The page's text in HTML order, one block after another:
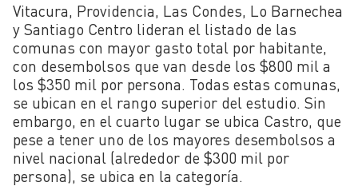
Vitacura, Providencia, Las Condes, Lo Barnechea
y Santiago Centro lideran el listado de las
comunas con mayor gasto total por habitante,
con desembolsos que van desde los $800 mil a
los $350 mil por persona. Todas estas comunas,
se ubican en el rango superior del estudio. Sin
embargo, en el cuarto lugar se ubica Castro, que
pese a tener uno de los mayores desembolsos a
nivel nacional (alrededor de $300 mil por
persona), se ubica en la categoría.